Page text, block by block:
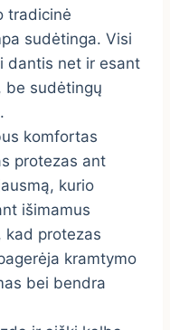
tradicinė
sudėtinga. Visi
dantis net ir esant
be sudėtingų
komfortas
protezas ant
kurio
išimamus
kad protezas
kramtymo
bei bendra